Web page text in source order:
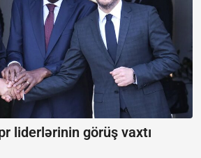
liderlərinin görüş vaxtı